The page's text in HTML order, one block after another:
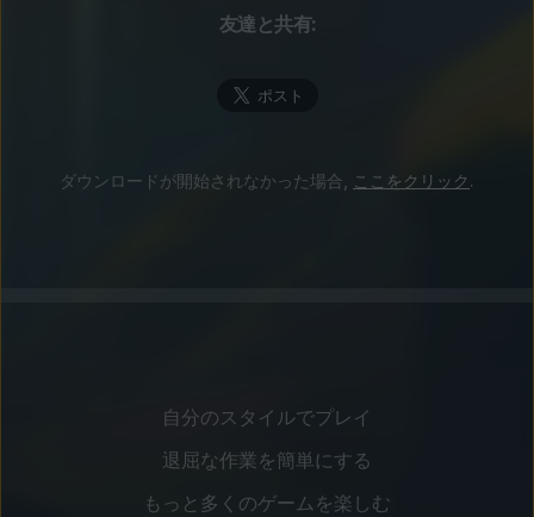
友達と共有:
ダウンロードが開始されなかった場合, ここをクリック .
自分のスタイルでプレイ
退屈な作業を簡単にする
もっと多くのゲームを楽しむ